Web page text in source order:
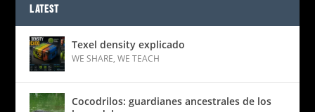
LATEST
Texel density explicado
WE SHARE,WE TEACH
Cocodrilos: guardianes ancestrales de los